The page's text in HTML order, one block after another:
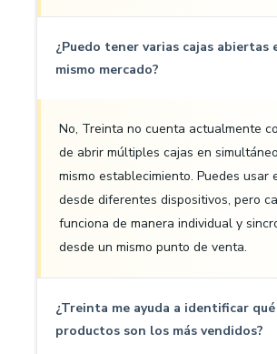
¿Puedo tener varias cajas abiertas
mismo mercado?
No, Treinta no cuenta actualmente
de abrir múltiples cajas en
mismo establecimiento. Puedes usar
desde diferentes dispositivos, pero
funciona de manera individual y
desde un mismo punto de venta.
¿Treinta me ayuda a identificar qué
productos son los más vendidos?